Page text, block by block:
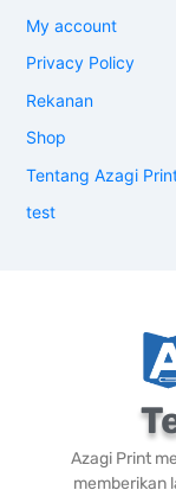
My account
Privacy Policy
Rekanan
Shop
Tentang Azagi
test
Azagi Print
memberikan